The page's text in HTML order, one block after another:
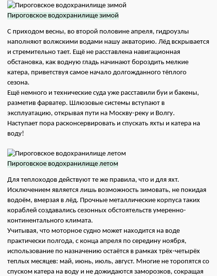
Пироговское водохранилище зимой
С приходом весны, во второй половине апреля, гидроузлы
наполняют волжскими водами нашу акваторию. Лёд вскрывается
и стремительно тает. Ещё не расставлена навигационная
обстановка, как водную гладь начинают бороздить мелкие
катера, приветствуя самое начало долгожданного тёплого
сезона.
Ещё немного и технические суда уже расставили буи и бакены,
разметив фарватер. Шлюзовые системы вступают в
эксплуатацию, открывая пути на Москву-реку и Волгу.
Наступает пора расконсервировать и спускать яхты и катера на
воду!
Пироговское водохранилище летом
Для теплоходов действуют те же правила, что и для яхт.
Исключением является лишь возможность зимовать, не покидая
водоём, вмерзая в лёд. Прочные металлические корпуса таких
кораблей создавались сезонных обстоятельств умеренно-
континентального климата.
Учитывая, что моторное судно может находится на воде
практически полгода, с конца апреля по середину ноября,
использование по назначению остаётся в рамках трёх-четырёх
теплых месяцев: май, июнь, июль, август. Многие не торопятся со
спуском катера на воду и не дожидаются заморозков, сокращая